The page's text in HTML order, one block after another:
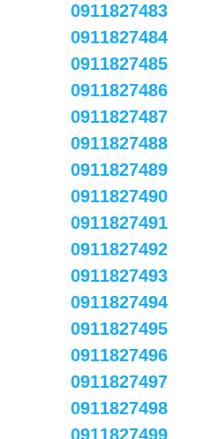
0911827483
0911827484
0911827485
0911827486
0911827487
0911827488
0911827489
0911827490
0911827491
0911827492
0911827493
0911827494
0911827495
0911827496
0911827497
0911827498
0911827499